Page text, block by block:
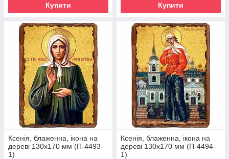
Купити Купити
Ксенія, блаженна, ікона на
дереві 130х170 мм (П-4493-
1)
Ксенія, блаженна, ікона на
дереві 130х170 мм (П-4494-
1)